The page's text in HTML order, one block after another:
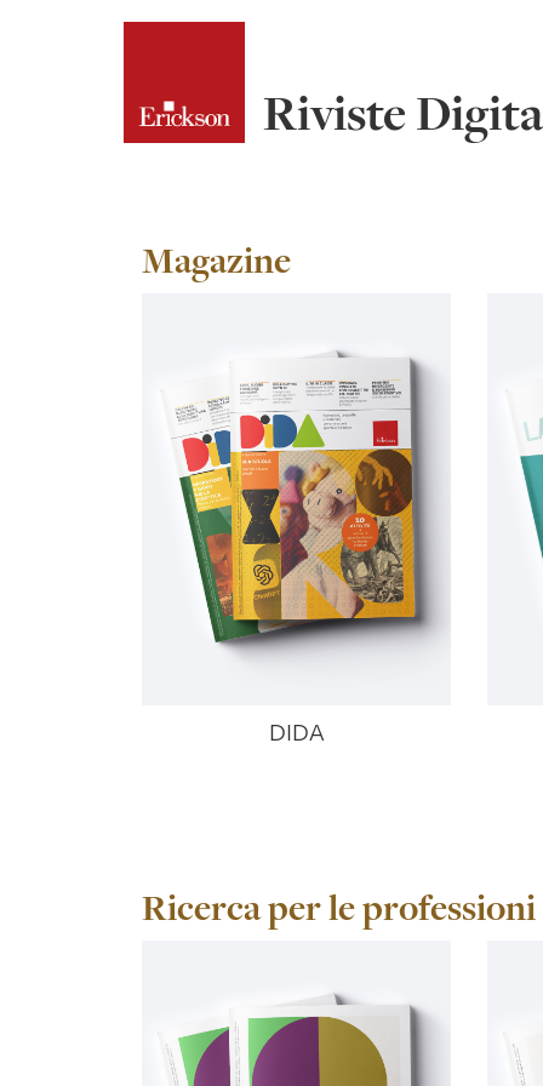
Skip
Riviste
Magazine
DIDA
Ricerca per le professioni